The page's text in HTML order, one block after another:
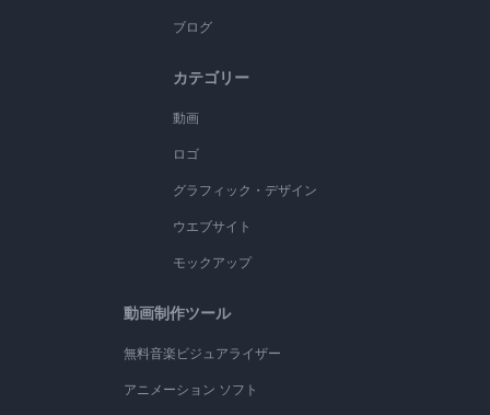
ブログ
カテゴリー
動画
ロゴ
グラフィック・デザイン
ウエブサイト
モックアップ
動画制作ツール
無料音楽ビジュアライザー
アニメーション ソフト